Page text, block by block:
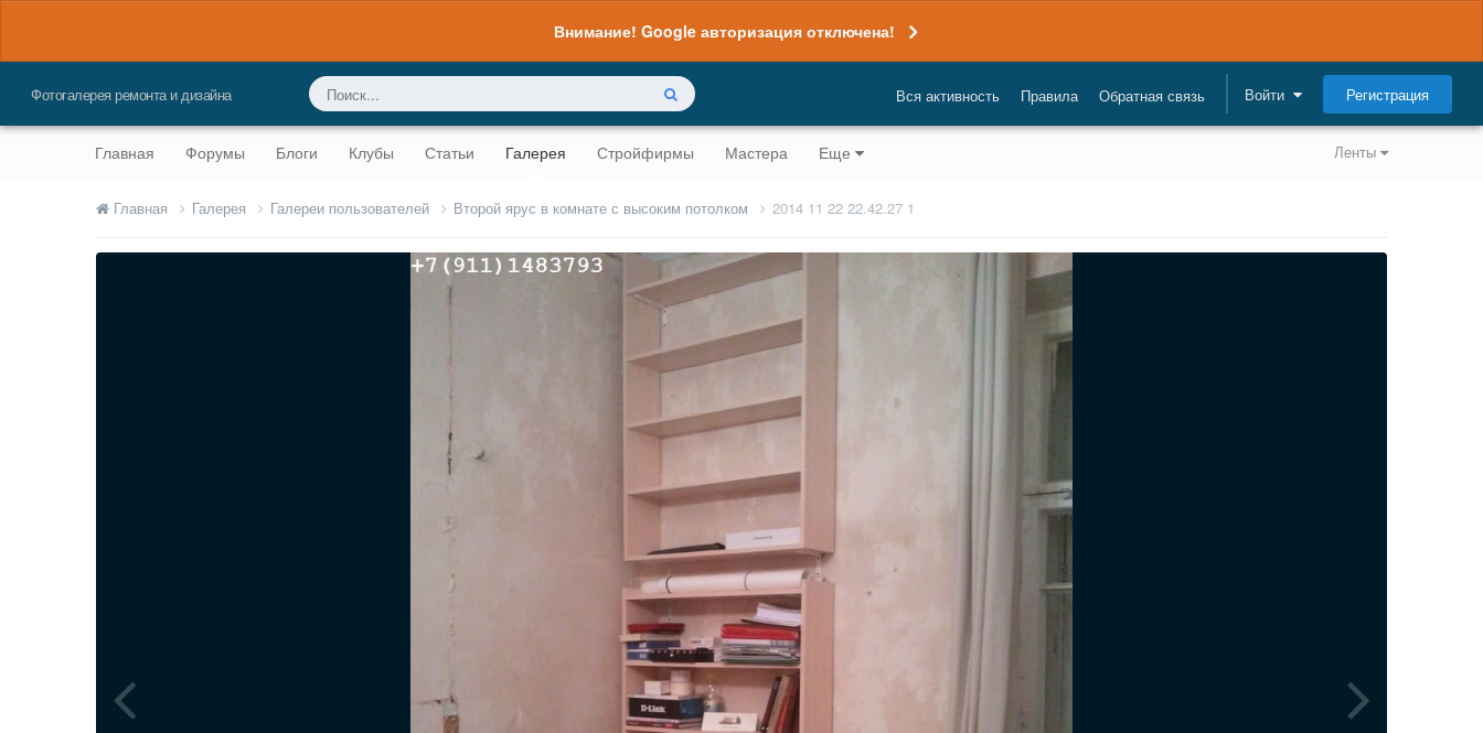
Внимание! Google авторизация отключена!
Фотогалерея ремонта и дизайна Вся активность Правила Обратная связь Войти Регистрация
Ленты
Главная Форумы Блоги Клубы Статьи Галерея Стройфирмы Мастера Еще
Главная Галерея Галереи пользователей Второй ярус в комнате с высоким потолком 2014 11 22 22.42.27 1